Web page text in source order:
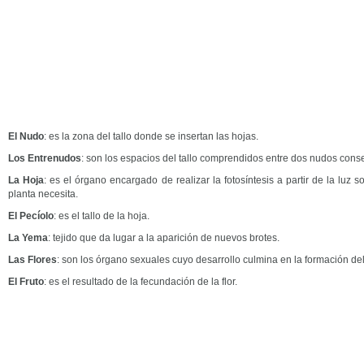
El Nudo: es la zona del tallo donde se insertan las hojas.
Los Entrenudos: son los espacios del tallo comprendidos entre dos nudos
La Hoja: es el órgano encargado de realizar la fotosíntesis a partir de la luz
planta necesita.
El Pecíolo: es el tallo de la hoja.
La Yema: tejido que da lugar a la aparición de nuevos brotes.
Las Flores: son los órgano sexuales cuyo desarrollo culmina en la formación
El Fruto: es el resultado de la fecundación de la flor.